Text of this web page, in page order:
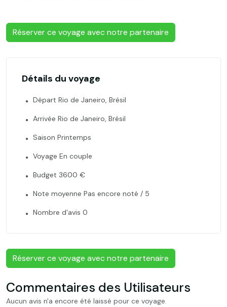
Réserver ce voyage avec notre partenaire
Détails du voyage
Départ Rio de Janeiro, Brésil
Arrivée Rio de Janeiro, Brésil
Saison Printemps
Voyage En couple
Budget 3600 €
Note moyenne Pas encore noté / 5
Nombre d'avis 0
Réserver ce voyage avec notre partenaire
Commentaires des Utilisateurs
Aucun avis n'a encore été laissé pour ce voyage.